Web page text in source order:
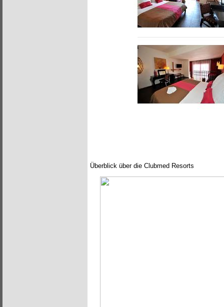
Überblick über die Clubmed Resorts